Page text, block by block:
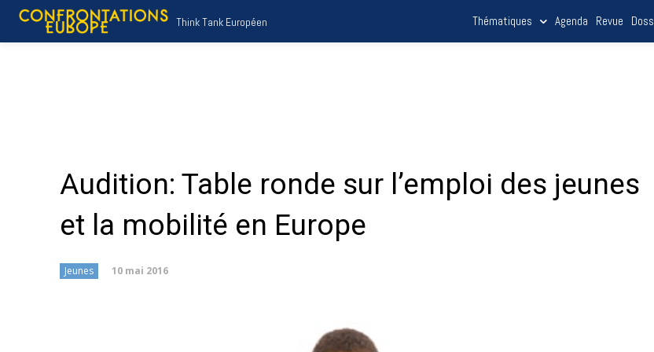
Think Tank Européen Thématiques Agenda Revue
Audition: Table ronde sur l’emploi des jeunes
et la mobilité en Europe
Jeunes 10 mai 2016